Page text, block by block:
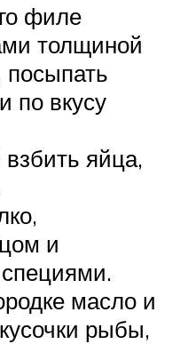
филе
толщиной
по вкусу
яйца,
и
масло и
рыбы,